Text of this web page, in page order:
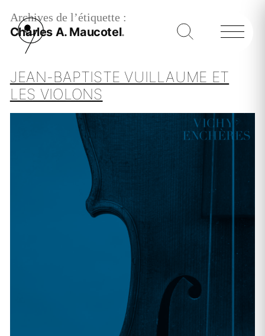
Archives de l’étiquette :
Charles A. Maucotel
JEAN-BAPTISTE VUILLAUME ET
LES VIOLONS